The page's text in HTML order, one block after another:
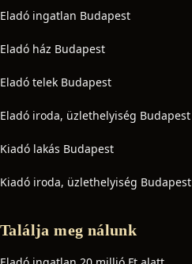
Eladó ingatlan Budapest
Eladó ház Budapest
Eladó telek Budapest
Eladó iroda, üzlethelyiség Budapest
Kiadó lakás Budapest
Kiadó iroda, üzlethelyiség Budapest
Találja meg nálunk